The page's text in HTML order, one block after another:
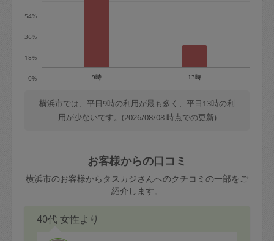
0%
18%
36%
54%
9時 13時
横浜市では、平日9時の利用が最も多く、平日13時の利
用が少ないです。(2026/08/08 時点での更新)
お客様からの口コミ
横浜市のお客様からタスカジさんへのクチコミの一部をご
紹介します。
40代 女性より